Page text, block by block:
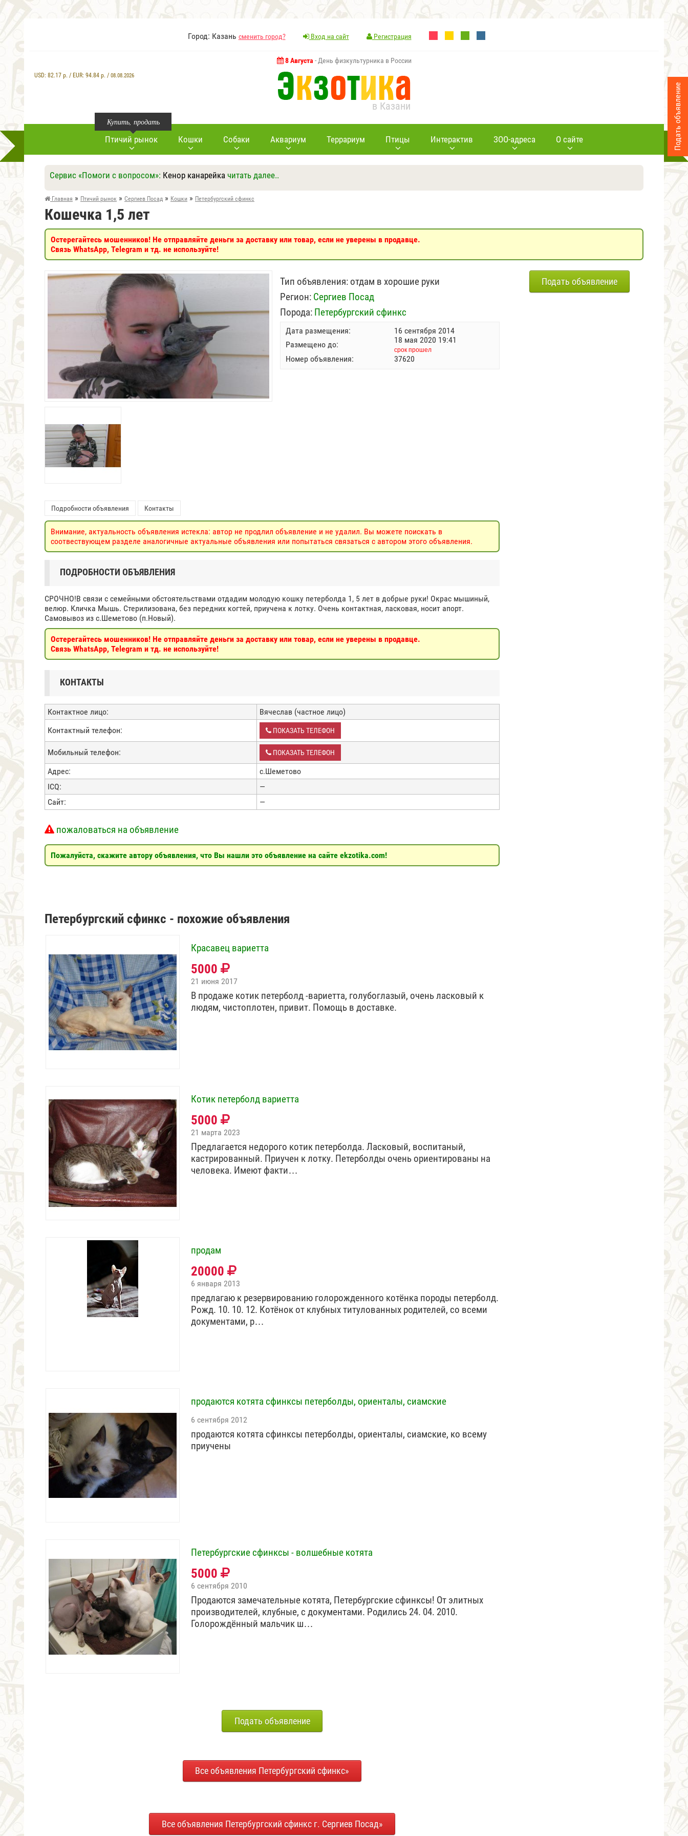
Город: Казань сменить город? Вход на сайт Регистрация
8 Августа - День физкультурника в России
USD: 82.17 р. / EUR: 94.84 р. / 08.08.2026
в Казани
Купить, продать
Птичий рынок Кошки Собаки Аквариум Террариум Птицы Интерактив ЗОО-адреса О сайте
Сервис «Помоги с вопросом»: Кенор канарейка читать далее..
Ответить Другие вопросы
Задать вопрос
Главная » Птичий рынок » Сергиев Посад » Кошки » Петербургский сфинкс
Кошечка 1,5 лет
Остерегайтесь мошенников! Не отправляйте деньги за доставку или товар, если не уверены в продавце.
Связь WhatsApp, Telegram и тд. не используйте!
Тип объявления:отдам в хорошие руки
Регион: Сергиев Посад
Порода: Петербургский сфинкс
Дата размещения:
16 сентября 2014
Размещено до:
18 мая 2020 19:41
срок прошел
Номер объявления: 37620
Подробности объявления Контакты
Внимание, актуальность объявления истекла: автор не продлил объявление и не удалил. Вы можете поискать в
соотвествующем разделе аналогичные актуальные объявления или попытаться связаться с автором этого объявления.
ПОДРОБНОСТИ ОБЪЯВЛЕНИЯ
СРОЧНО!В связи с семейными обстоятельствами отдадим молодую кошку петерболда 1, 5 лет в добрые руки! Окрас мышиный,
велюр. Кличка Мышь. Стерилизована, без передних когтей, приучена к лотку. Очень контактная, ласковая, носит апорт.
Самовывоз из с.Шеметово (п.Новый).
Остерегайтесь мошенников! Не отправляйте деньги за доставку или товар, если не уверены в продавце.
Связь WhatsApp, Telegram и тд. не используйте!
КОНТАКТЫ
Контактное лицо:
Вячеслав (частное лицо)
Контактный телефон:
ПОКАЗАТЬ ТЕЛЕФОН
Мобильный телефон: ПОКАЗАТЬ ТЕЛЕФОН
Адрес:
с.Шеметово
ICQ:
—
Сайт:
—
пожаловаться на объявление
Пожалуйста, скажите автору объявления, что Вы нашли это объявление на сайте ekzotika.com!
Петербургский сфинкс - похожие объявления
Красавец вариетта
5000
21 июня 2017
В продаже котик петерболд -вариетта, голубоглазый, очень ласковый к
людям, чистоплотен, привит. Помощь в доставке.
Котик петерболд вариетта
5000
21 марта 2023
Предлагается недорого котик петерболда. Ласковый, воспитаный,
кастрированный. Приучен к лотку. Петерболды очень ориентированы на
человека. Имеют факти…
продам
20000
6 января 2013
предлагаю к резервированию голорожденного котёнка породы петерболд.
Рожд. 10. 10. 12. Котёнок от клубных титулованных родителей, со всеми
документами, р…
продаются котята сфинксы петерболды, ориенталы, сиамские
6 сентября 2012
продаются котята сфинксы петерболды, ориенталы, сиамские, ко всему
приучены
Петербургские сфинксы - волшебные котята
5000
6 сентября 2010
Продаются замечательные котята, Петербургские сфинксы! От элитных
производителей, клубные, с документами. Родились 24. 04. 2010.
Голорождённый мальчик ш…
Подать объявление
Все объявления Петербургский сфинкс»
Все объявления Петербургский сфинкс г. Сергиев Посад»
Подать объявление
Подать объявление